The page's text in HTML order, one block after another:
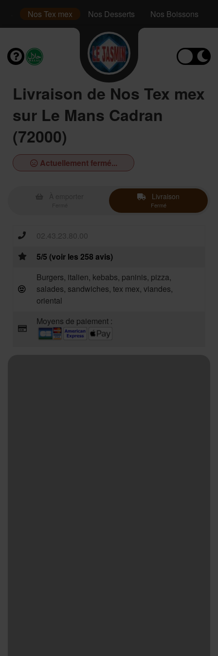
Nos Tex mex Nos Desserts Nos Boissons
Livraison de Nos Tex mex
sur Le Mans Cadran
(72000)
Actuellement fermé...
Livraison
Fermé
02.43.23.80.00
5/5 (voir les 258 avis)
Burgers, italien, kebabs, paninis, pizza,
salades, sandwiches, tex mex, viandes,
oriental
Moyens de paiement :